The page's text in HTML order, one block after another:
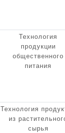
Технология
продукции
общественного
питания
Технология
из
сырья